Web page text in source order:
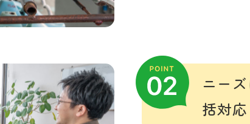
ニー
括対応